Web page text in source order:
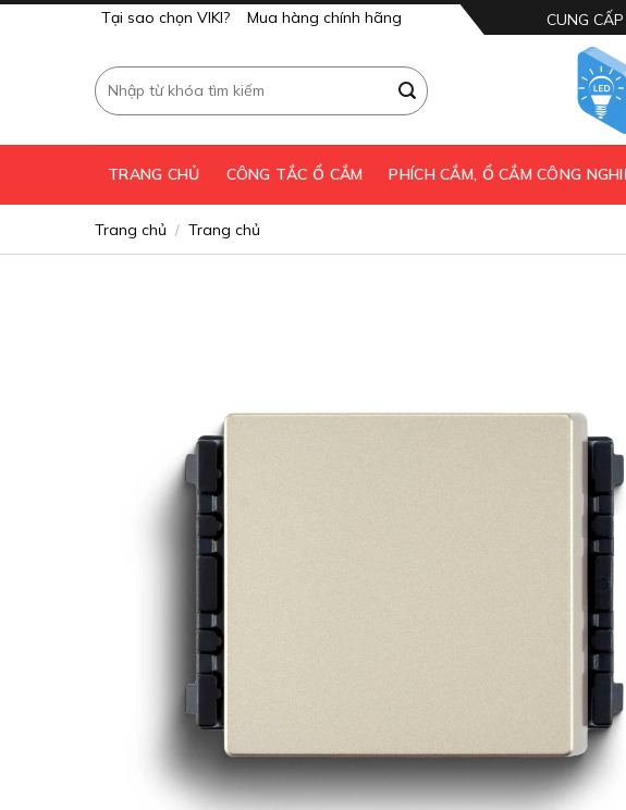
Tại sao chọn VIKI? Mua hàng chính hãng CUNG
Tìm
kiếm:
TRANG CHỦ CÔNG TẮC Ổ CẮM PHÍCH CẮM, Ổ CẮM CÔNG
Trang chủ / Trang chủ